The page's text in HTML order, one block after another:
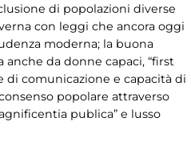
di popolazioni diverse
con leggi che ancora oggi
moderna; la buona
da donne capaci, “first
di comunicazione e capacità di
popolare attraverso
publica” e lusso